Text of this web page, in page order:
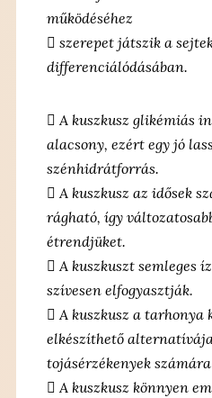
működéséhez
 szerepet játszik a
differenciálódásában.
 A kuszkusz glikémiás
alacsony, ezért egy jó
szénhidrátforrás.
 A kuszkusz az idősek
rágható, így
étrendjüket.
 A kuszkuszt semleges
szívesen elfogyasztják.
 A kuszkusz a tarhonya
elkészíthető
tojásérzékenyek
 A kuszkusz könnyen